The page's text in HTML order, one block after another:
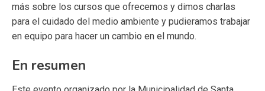
más sobre los cursos que ofrecemos y dimos charlas
para el cuidado del medio ambiente y pudieramos trabajar
en equipo para hacer un cambio en el mundo.
En resumen